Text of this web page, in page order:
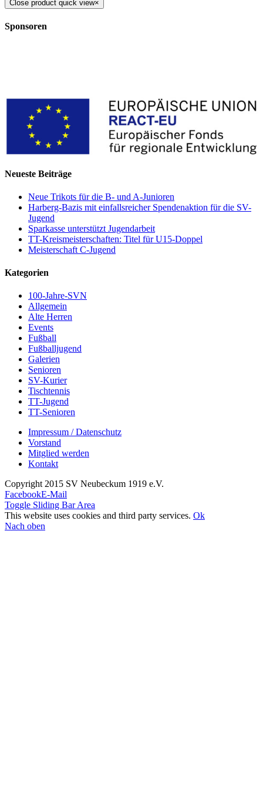
Close product quick view×
Sponsoren
Neueste Beiträge
Neue Trikots für die B- und A-Junioren
Harberg-Bazis mit einfallsreicher Spendenaktion für die SV-
Jugend
Sparkasse unterstützt Jugendarbeit
TT-Kreismeisterschaften: Titel für U15-Doppel
Meisterschaft C-Jugend
Kategorien
100-Jahre-SVN
Allgemein
Alte Herren
Events
Fußball
Fußballjugend
Galerien
Senioren
SV-Kurier
Tischtennis
TT-Jugend
TT-Senioren
Impressum / Datenschutz
Vorstand
Mitglied werden
Kontakt
Copyright 2015 SV Neubeckum 1919 e.V.
FacebookE-Mail
Toggle Sliding Bar Area
This website uses cookies and third party services. Ok
Nach oben